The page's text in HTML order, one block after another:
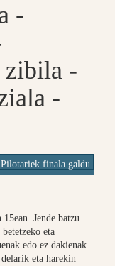
-
zibila -
-
Pilotariek finala galdu
Jende batzu
eta
edo ez dakienak
eta harekin